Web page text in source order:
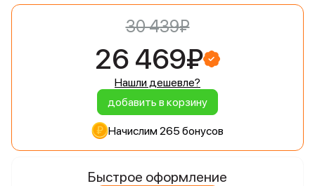
30 439₽
26 469₽
Нашли дешевле?
добавить в корзину
Начислим 265 бонусов
Быстрое оформление